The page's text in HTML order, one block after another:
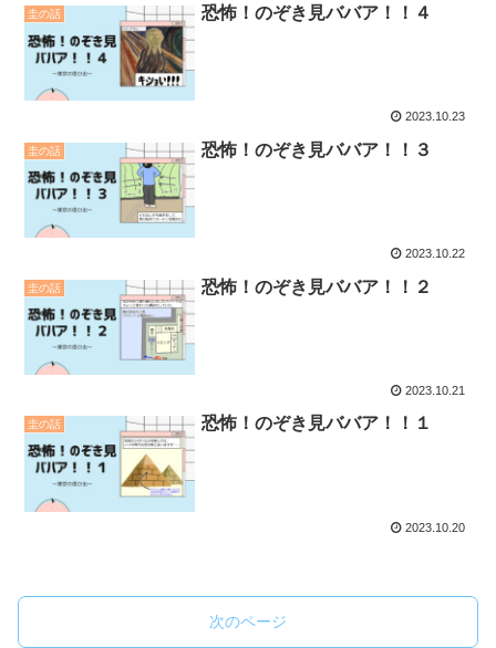
圭の話 恐怖！のぞき見ババア！！４
2023.10.23
圭の話 恐怖！のぞき見ババア！！３
2023.10.22
圭の話 恐怖！のぞき見ババア！！２
2023.10.21
圭の話 恐怖！のぞき見ババア！！１
2023.10.20
次のページ